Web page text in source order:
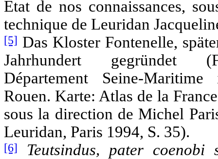
Etat de nos connaissances,
technique de Leuridan
[5] Das Kloster Fontenelle,
Jahrhundert gegründet
Département Seine-
Rouen. Karte: Atlas de la
sous la direction de Michel
Leuridan, Paris 1994, S. 35).
[6]
Teutsindus, pater coenobi